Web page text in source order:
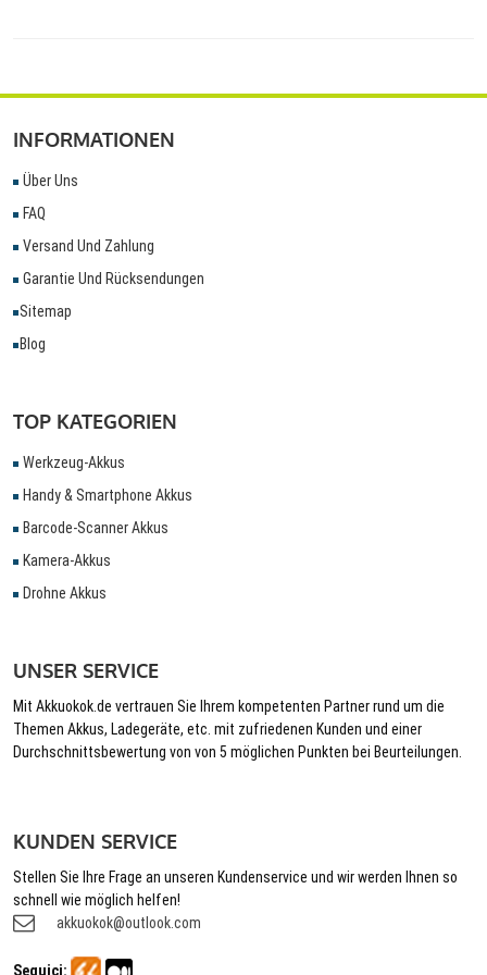
INFORMATIONEN
Über Uns
FAQ
Versand Und Zahlung
Garantie Und Rücksendungen
Sitemap
Blog
TOP KATEGORIEN
Werkzeug-Akkus
Handy & Smartphone Akkus
Barcode-Scanner Akkus
Kamera-Akkus
Drohne Akkus
UNSER SERVICE
Mit Akkuokok.de vertrauen Sie Ihrem kompetenten Partner rund um die
Themen Akkus, Ladegeräte, etc. mit zufriedenen Kunden und einer
Durchschnittsbewertung von von 5 möglichen Punkten bei Beurteilungen.
KUNDEN SERVICE
Stellen Sie Ihre Frage an unseren Kundenservice und wir werden Ihnen so
schnell wie möglich helfen!
akkuokok@outlook.com
Seguici: